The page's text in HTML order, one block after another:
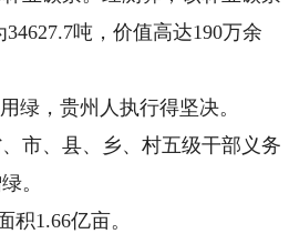
吨，价值高达190万余
，贵州人执行得坚决。
市、县、乡、村五级干部义务
。
1.66亿亩。